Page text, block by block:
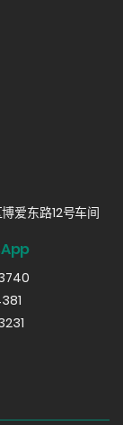
爱东路12号车间